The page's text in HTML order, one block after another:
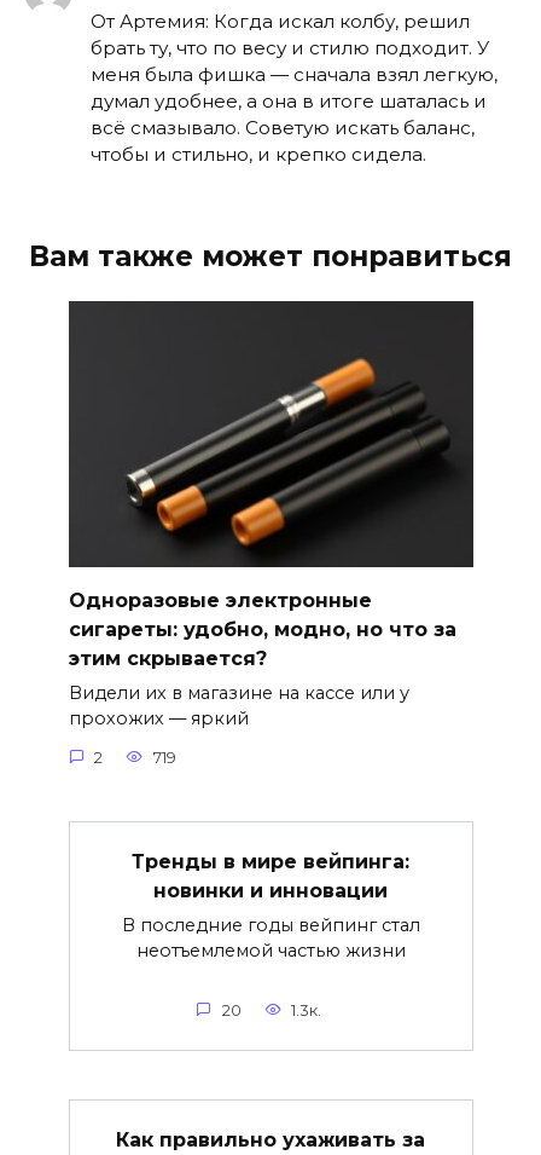
От Артемия: Когда искал колбу, решил
брать ту, что по весу и стилю подходит. У
меня была фишка — сначала взял легкую,
думал удобнее, а она в итоге шаталась и
всё смазывало. Советую искать баланс,
чтобы и стильно, и крепко сидела.
Вам также может понравиться
Одноразовые электронные
сигареты: удобно, модно, но что за
этим скрывается?
Видели их в магазине на кассе или у
прохожих — яркий
2 719
Тренды в мире вейпинга:
новинки и инновации
В последние годы вейпинг стал
неотъемлемой частью жизни
20 1.3к.
Как правильно ухаживать за